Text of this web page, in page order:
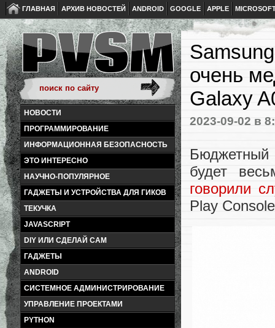
ГЛАВНАЯ АРХИВ НОВОСТЕЙ ANDROID GOOGLE APPLE
НОВОСТИ
ПРОГРАММИРОВАНИЕ
ИНФОРМАЦИОННАЯ БЕЗОПАСНОСТЬ
ЭТО ИНТЕРЕСНО
НАУЧНО-ПОПУЛЯРНОЕ
ГАДЖЕТЫ И УСТРОЙСТВА ДЛЯ ГИКОВ
ТЕКУЧКА
JAVASCRIPT
DIY ИЛИ СДЕЛАЙ САМ
ГАДЖЕТЫ
ANDROID
СИСТЕМНОЕ АДМИНИСТРИРОВАНИЕ
УПРАВЛЕНИЕ ПРОЕКТАМИ
PYTHON
очень
Galaxy
2023-09-02 в
Бюджетный
будет
говорили
Play